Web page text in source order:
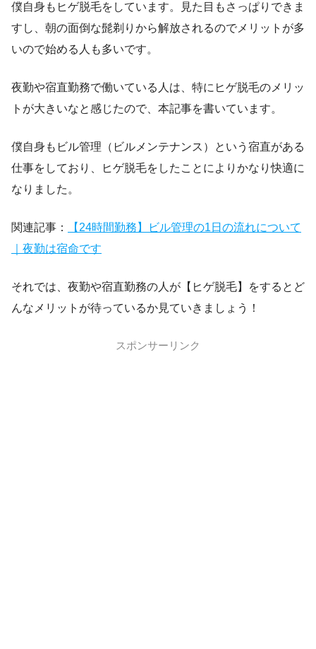
僕自身もヒゲ脱毛をしています。見た目もさっぱりできま
すし、朝の面倒な髭剃りから解放されるのでメリットが多
いので始める人も多いです。
夜勤や宿直勤務で働いている人は、特にヒゲ脱毛のメリッ
トが大きいなと感じたので、本記事を書いています。
僕自身もビル管理（ビルメンテナンス）という宿直がある
仕事をしており、ヒゲ脱毛をしたことによりかなり快適に
なりました。
関連記事：
【24時間勤務】ビル管理の1日の流れについて
｜夜勤は宿命です
それでは、夜勤や宿直勤務の人が【ヒゲ脱毛】をするとど
んなメリットが待っているか見ていきましょう！
スポンサーリンク